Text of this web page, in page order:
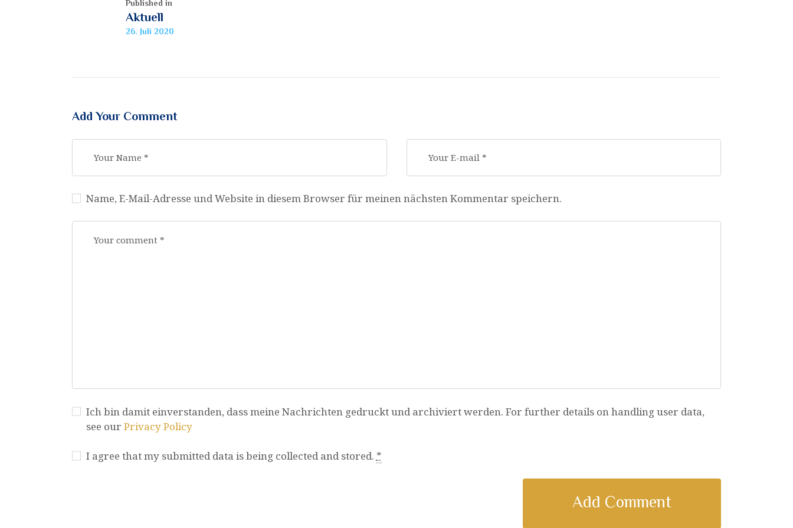
Published in
Aktuell
26. Juli 2020
Add Your Comment
Name, E-Mail-Adresse und Website in diesem Browser für meinen nächsten Kommentar speichern.
Ich bin damit einverstanden, dass meine Nachrichten gedruckt und archiviert werden. For further details on handling user data,
see our Privacy Policy
I agree that my submitted data is being collected and stored. *